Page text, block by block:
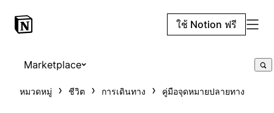
ใช้ Notion ฟรี
Marketplace
หมวดหมู่ ชีวิต การเดินทาง คู่มือจุดหมายปลายทาง